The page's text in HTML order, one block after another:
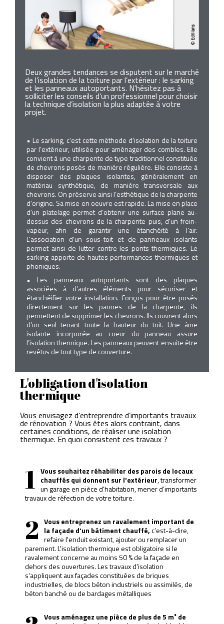
Deux grandes tendances se disputent sur le marché
de l’isolation de la toiture par l’extérieur : le sarking
et les panneaux autoportants. N’hésitez pas à
solliciter les conseils d’un professionnel pour choisir
la technique d’isolation la plus adaptée à votre
projet.
• Le sarking, c’est cette méthode d'isolation de la toiture
par l'extérieur, utilisée pour aménager des combles. Elle
convient à une charpente de type traditionnel constituée
de chevrons posés de manière régulière. Elle consiste à
disposer des plaques isolantes, généralement en
matériau synthétique, de manière transversale aux
chevrons. On préserve ainsi l’esthétique de la charpente
d’origine. Sa mise en oeuvre est rapide. La mise en place
d’un platelage permet d’obtenir une surface plane au-
dessus des chevrons de la charpente puis, d’un frein-
vapeur, afin de garantir une étanchéité à l’air.
L'association d'un sous-toit et de panneaux isolants
permet ainsi de lutter contre les ponts thermiques. Le
sarking apporte de hautes performances thermiques et
phoniques.
• Les panneaux autoportants sont des plaques
associées à d’autres éléments pour sécuriser et
étanchéifier votre installation. Conçus pour être posés
directement sur les pannes de la charpente, ils
permettent de supprimer les chevrons. Ils couvrent alors
d’un seul tenant toute la hauteur du toit. Une âme
isolante incorporée au coeur du panneau assure
l’isolation thermique. Les panneaux peuvent ensuite être
revêtus de tout type de couverture.
L'obligation d'isolation
thermique
Vous envisagez d’entreprendre d’importants travaux
de rénovation ? Vous êtes alors contraint, dans
certaines conditions, de réaliser une isolation
thermique. En quoi consistent ces travaux ?
1 Vous souhaitez réhabiliter des parois de locaux
chauffés qui donnent sur l'extérieur, transformer
un garage en pièce d'habitation, mener d’importants
travaux de réfection de votre toiture.
2 Vous entreprenez un ravalement important de
la façade d'un bâtiment chauffé,c’est-à-dire,
refaire l'enduit existant, ajouter ou remplacer un
parement. L'isolation thermique est obligatoire si le
ravalement concerne au moins 50 % de la façade en
dehors des ouvertures. Les travaux d'isolation
s'appliquent aux façades constituées de briques
industrielles, de blocs béton industriels ou assimilés, de
béton banché ou de bardages métalliques
Vous aménagez une pièce de plus de 5 m² de